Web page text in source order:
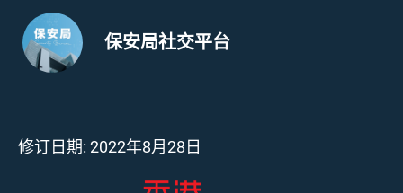
保安局社交平台
修订日期:2022年8月28日